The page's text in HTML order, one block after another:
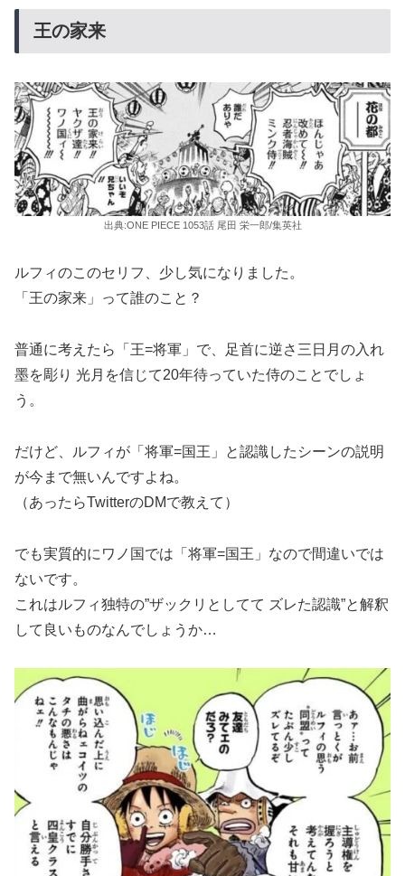
王の家来
出典:ONE PIECE 1053話 尾田 栄一郎/集英社
ルフィのこのセリフ、少し気になりました。
「王の家来」って誰のこと？
普通に考えたら「王=将軍」で、足首に逆さ三日月の入れ
墨を彫り 光月を信じて20年待っていた侍のことでしょ
う。
だけど、ルフィが「将軍=国王」と認識したシーンの説明
が今まで無いんですよね。
（あったらTwitterのDMで教えて）
でも実質的にワノ国では「将軍=国王」なので間違いでは
ないです。
これはルフィ独特の”ザックリとしてて ズレた認識”と解釈
して良いものなんでしょうか…